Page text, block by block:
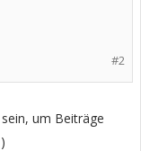
#2
um Beiträge